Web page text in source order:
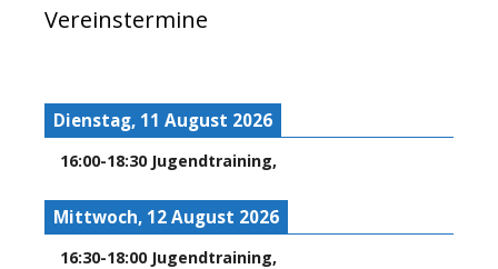
Vereinstermine
Dienstag, 11 August 2026
16:00-18:30 Jugendtraining,
Mittwoch, 12 August 2026
16:30-18:00 Jugendtraining,